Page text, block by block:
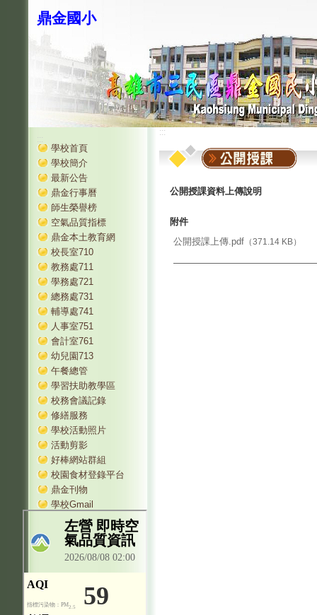
鼎金國小
:::
學校首頁
學校簡介
最新公告
鼎金行事曆
師生榮譽榜
空氣品質指標
鼎金本土教育網
校長室710
教務處711
學務處721
總務處731
輔導處741
人事室751
會計室761
幼兒園713
午餐總管
學習扶助教學區
校務會議記錄
修繕服務
學校活動照片
活動剪影
好棒網站群組
校園食材登錄平台
鼎金刊物
學校Gmail
:::
公開授課資料上傳說明
附件
公開授課上傳.pdf （371.14 KB）